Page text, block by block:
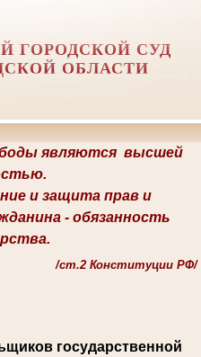
ГОРОДСКОЙ СУД
ОБЛАСТИ
являются высшей
и защита прав и
- обязанность
ст.2 Конституции РФ/
государственной